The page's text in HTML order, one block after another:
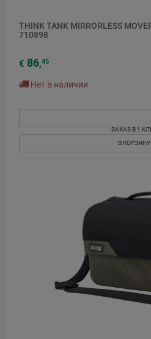
THINK TANK MIRRORLESS
710898
€ 86,45
Нет в наличии
ЗАКАЗ В 1
В КОРЗИНУ